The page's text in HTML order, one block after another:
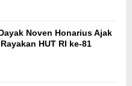
Noven Honarius Ajak
HUT RI ke-81